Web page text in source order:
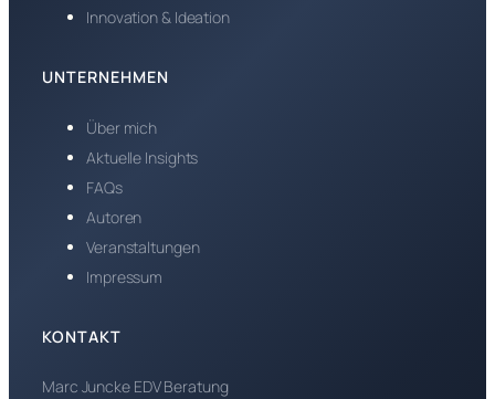
Innovation & Ideation
UNTERNEHMEN
Über mich
Aktuelle Insights
FAQs
Autoren
Veranstaltungen
Impressum
KONTAKT
Marc Juncke EDV Beratung